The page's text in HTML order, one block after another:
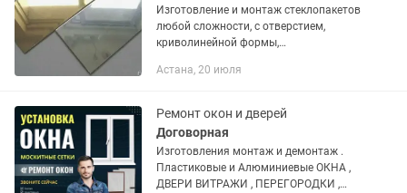
Изготовление и монтаж стеклопакетов
любой сложности, с отверстием,
криволинейной формы,
Москитные сетки антипыль,
Зеркала...
Астана, 20 июля
Ремонт окон и дверей
Договорная
Изготовления монтаж и демонтаж .
Пластиковые и Алюминиевые ОКНА ,
ДВЕРИ ВИТРАЖИ , ПЕРЕГОРОДКИ ,